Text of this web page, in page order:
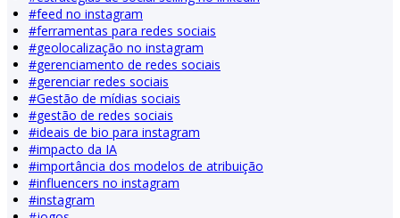
#feed no instagram
#ferramentas para redes sociais
#geolocalização no instagram
#gerenciamento de redes sociais
#gerenciar redes sociais
#Gestão de mídias sociais
#gestão de redes sociais
#ideais de bio para instagram
#impacto da IA
#importância dos modelos de atribuição
#influencers no instagram
#instagram